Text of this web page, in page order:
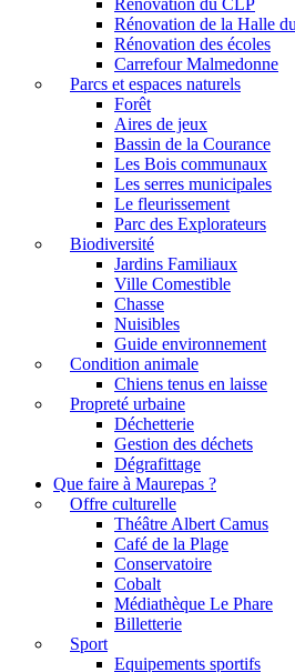
Rénovation du CLP
Rénovation de la Halle
Rénovation des écoles
Carrefour Malmedonne
Parcs et espaces naturels
Forêt
Aires de jeux
Bassin de la Courance
Les Bois communaux
Les serres municipales
Le fleurissement
Parc des Explorateurs
Biodiversité
Jardins Familiaux
Ville Comestible
Chasse
Nuisibles
Guide environnement
Condition animale
Chiens tenus en laisse
Propreté urbaine
Déchetterie
Gestion des déchets
Dégrafittage
Que faire à Maurepas ?
Offre culturelle
Théâtre Albert Camus
Café de la Plage
Conservatoire
Cobalt
Médiathèque Le Phare
Billetterie
Sport
Equipements sportifs